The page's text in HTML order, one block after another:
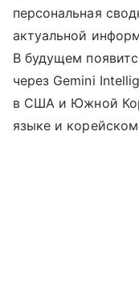
персональная
актуальной
В будущем
через Gemini
в США и Южной
языке и